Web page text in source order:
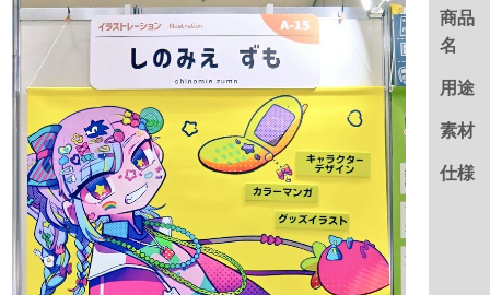
商品
名
用途
素材
仕様